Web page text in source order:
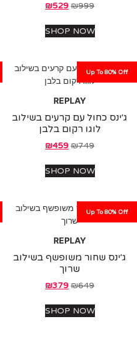
₪
₪529
SHOP NOW
Up To
REPLAY
כחול עם קרעים בשילוב
לוגו רקום בלבן
₪
₪459
SHOP NOW
Off
Up To
REPLAY
שחור משופשף בשילוב
₪
₪379
SHOP NOW
Off